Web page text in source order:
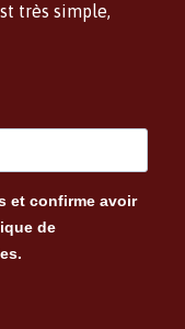
très simple,
et confirme avoir
de